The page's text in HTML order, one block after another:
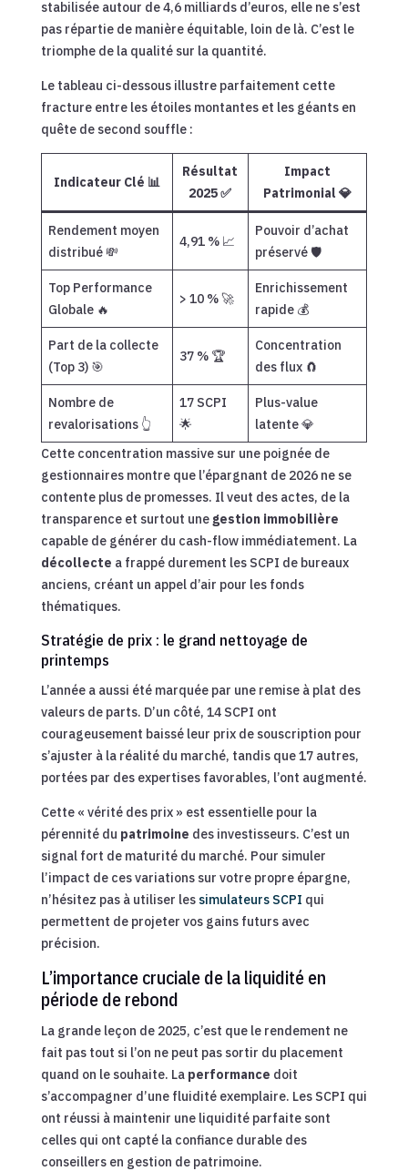
stabilisée autour de 4,6 milliards d’euros, elle ne s’est
pas répartie de manière équitable, loin de là. C’est le
triomphe de la qualité sur la quantité.
Le tableau ci-dessous illustre parfaitement cette
fracture entre les étoiles montantes et les géants en
quête de second souffle :
Indicateur Clé 📊
Résultat
2025 ✅
Impact
Patrimonial 💎
Rendement moyen
distribué 💸
4,91 % 📈
Pouvoir d’achat
préservé 🛡️
Top Performance
Globale 🔥
> 10 % 🚀
Enrichissement
rapide 💰
Part de la collecte
(Top 3) 🎯
37 % 🏆
Concentration
des flux 🧲
Nombre de
revalorisations 👆
17 SCPI
🌟
Plus-value
latente 💎
Cette concentration massive sur une poignée de
gestionnaires montre que l’épargnant de 2026 ne se
contente plus de promesses. Il veut des actes, de la
transparence et surtout une gestion immobilière
capable de générer du cash-flow immédiatement. La
décollecte a frappé durement les SCPI de bureaux
anciens, créant un appel d’air pour les fonds
thématiques.
Stratégie de prix : le grand nettoyage de
printemps
L’année a aussi été marquée par une remise à plat des
valeurs de parts. D’un côté, 14 SCPI ont
courageusement baissé leur prix de souscription pour
s’ajuster à la réalité du marché, tandis que 17 autres,
portées par des expertises favorables, l’ont augmenté.
Cette « vérité des prix » est essentielle pour la
pérennité du patrimoine des investisseurs. C’est un
signal fort de maturité du marché. Pour simuler
l’impact de ces variations sur votre propre épargne,
n’hésitez pas à utiliser les simulateurs SCPI qui
permettent de projeter vos gains futurs avec
précision.
L’importance cruciale de la liquidité en
période de rebond
La grande leçon de 2025, c’est que le rendement ne
fait pas tout si l’on ne peut pas sortir du placement
quand on le souhaite. La performance doit
s’accompagner d’une fluidité exemplaire. Les SCPI qui
ont réussi à maintenir une liquidité parfaite sont
celles qui ont capté la confiance durable des
conseillers en gestion de patrimoine.